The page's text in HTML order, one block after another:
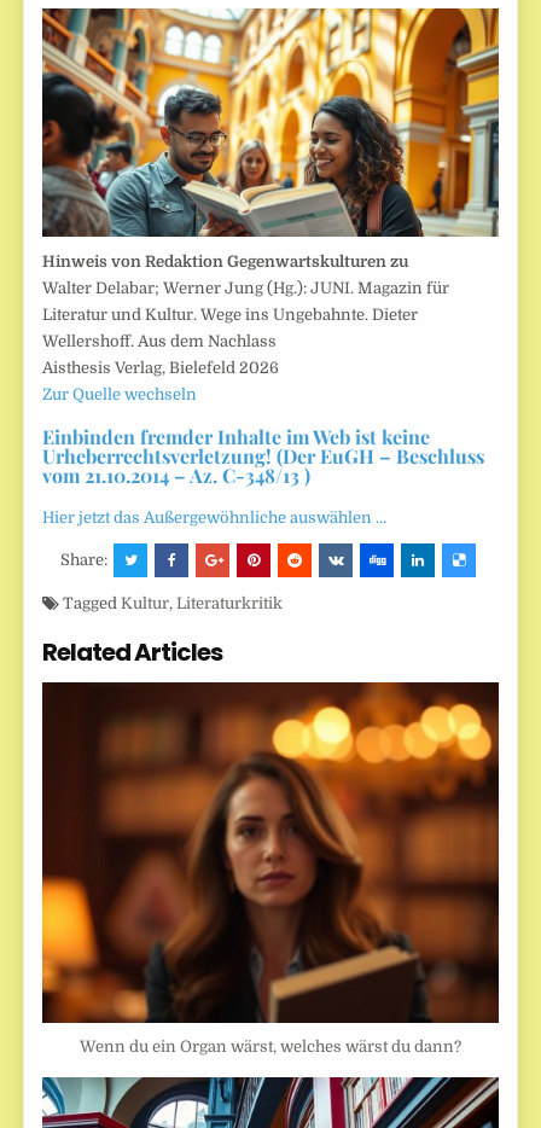
Hinweis von Redaktion Gegenwartskulturen zu
Walter Delabar; Werner Jung (Hg.): JUNI. Magazin für
Literatur und Kultur. Wege ins Ungebahnte. Dieter
Wellershoff. Aus dem Nachlass
Aisthesis Verlag, Bielefeld 2026
Zur Quelle wechseln
Einbinden fremder Inhalte im Web ist keine
Urheberrechtsverletzung! (Der EuGH – Beschluss
vom 21.10.2014 – Az. C-348/13 )
Hier jetzt das Außergewöhnliche auswählen …
Share:
TaggedKultur,Literaturkritik
Related Articles
Wenn du ein Organ wärst, welches wärst du dann?